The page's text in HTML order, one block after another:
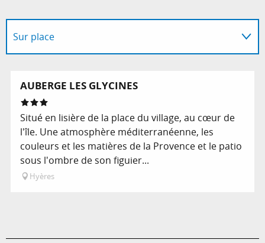
Sur place
AUBERGE LES GLYCINES
Situé en lisière de la place du village, au cœur de
l'île. Une atmosphère méditerranéenne, les
couleurs et les matières de la Provence et le patio
sous l'ombre de son figuier...
Hyères